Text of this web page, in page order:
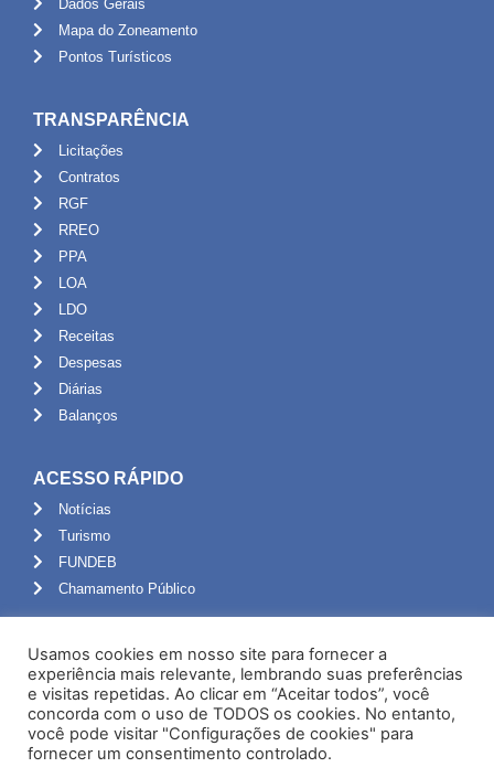
Dados Gerais
Mapa do Zoneamento
Pontos Turísticos
TRANSPARÊNCIA
Licitações
Contratos
RGF
RREO
PPA
LOA
LDO
Receitas
Despesas
Diárias
Balanços
ACESSO RÁPIDO
Notícias
Turismo
FUNDEB
Chamamento Público
Portal do Servidor
Webmail
Administração
Usamos cookies em nosso site para fornecer a
experiência mais relevante, lembrando suas preferências
e visitas repetidas. Ao clicar em “Aceitar todos”, você
concorda com o uso de TODOS os cookies. No entanto,
você pode visitar "Configurações de cookies" para
fornecer um consentimento controlado.